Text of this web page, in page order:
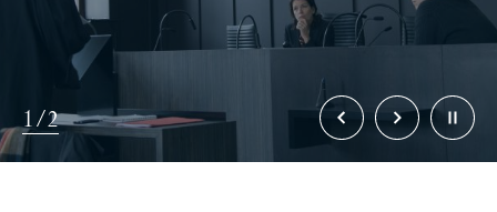
1/2
Élément
précédent
Élément
suivant
Stopper
la
rotation